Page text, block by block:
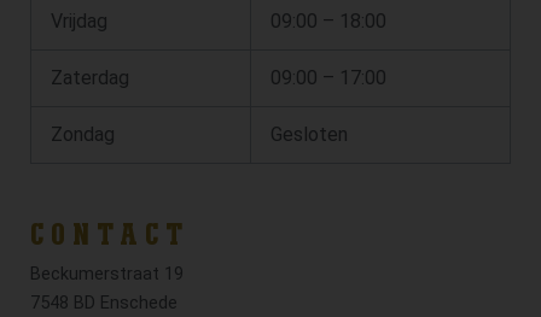
Vrijdag 09:00 – 18:00
Zaterdag 09:00 – 17:00
Zondag Gesloten
CONTACT
Beckumerstraat 19
7548 BD Enschede